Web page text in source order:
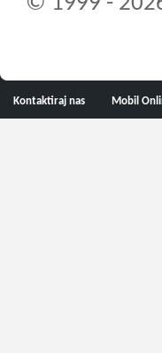
Kontaktiraj nas Mobil